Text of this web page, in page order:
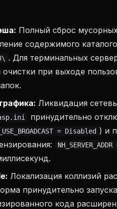
Полный сброс
содержимого
. Для терминальных
при выходе
Ликвидация
принудительно
= Disabled ) и
Локализация коллизий
принудительно
кода